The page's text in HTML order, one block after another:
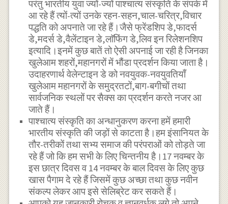
परंतु भारतीय युवा ज्यों-ज्यों पाश्चात्य संस्कृति के संपर्क में
आ रहे हैं त्यों-त्यों उनके रहन-सहन,चाल-चरित्र,विचार
पद्धति को अपनाते जा रहे हैं।जैसे फ्रेंडशिप डे,फादर्स
डे,मदर्स डे,वैलेंटाइन डे,लाॅफिंग डे,लिव इन रिलेशनशिप
इत्यादि।इनमें कुछ बातें तो ऐसी अपनाई जा रही है जिनका
खुलेआम शहरों,महानगरों में भौंडा प्रदर्शन किया जाता है।
उदाहरणार्थ वेलेन्टाइन डे को नवयुवक-नवयुवतियाँ
खुलेआम महानगरों के समुद्रतटों,बाग-बगीचों तथा
सार्वजनिक स्थलों पर सैक्स का प्रदर्शन करते नजर आ
जाते हैं।
पाश्चात्य संस्कृति का अन्धानुकरण करना हमें हमारी
भारतीय संस्कृति की जड़ों से काटता है।हम इंसानियत के
तौर-तरीकों तथा सभ्य समाज की परंपराओं को तोड़ते जा
रहे हैं जो कि हम सभी के लिए चिन्तनीय है।17 नवम्बर के
इस छात्र दिवस व 14 नवम्बर के बाल दिवस के लिए कुछ
खास पैगाम दे रहे हैं जिसमें कुछ अच्छा तथा कुछ नवीन
संकल्प लेकर आप इसे सेलिब्रेट कर सकते हैं।